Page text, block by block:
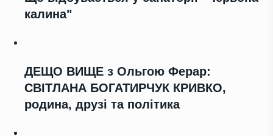
калина"
ДЕЩО ВИЩЕ з Ольгою Ферар:
СВІТЛАНА БОГАТИРЧУК КРИВКО,
родина, друзі та політика